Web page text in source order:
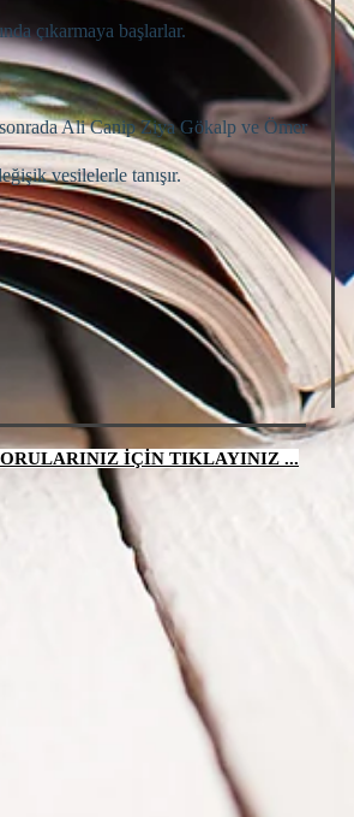
çıkarmaya başlarlar.
Ali Canip Ziya Gökalp ve Ömer
vesilelerle tanışır.
İÇİN TIKLAYINIZ ...